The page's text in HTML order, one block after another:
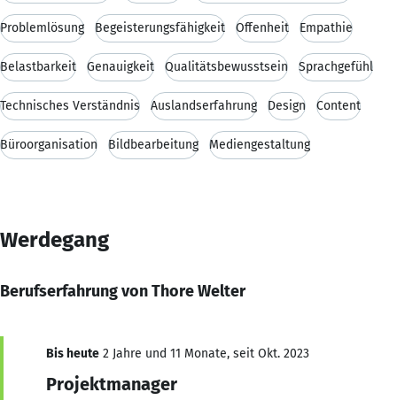
Problemlösung Begeisterungsfähigkeit Offenheit Empathie
Belastbarkeit Genauigkeit Qualitätsbewusstsein Sprachgefühl
Technisches Verständnis Auslandserfahrung Design Content
Büroorganisation Bildbearbeitung Mediengestaltung
Werdegang
Berufserfahrung von Thore Welter
Bis heute 2 Jahre und 11 Monate, seit Okt. 2023
Projektmanager